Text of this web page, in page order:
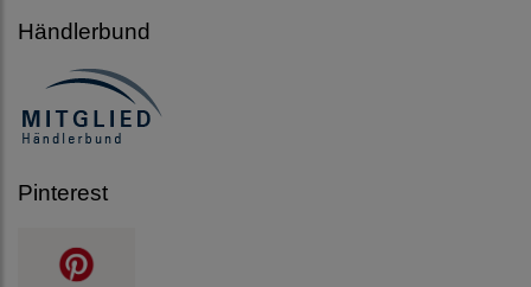
Händlerbund
Pinterest